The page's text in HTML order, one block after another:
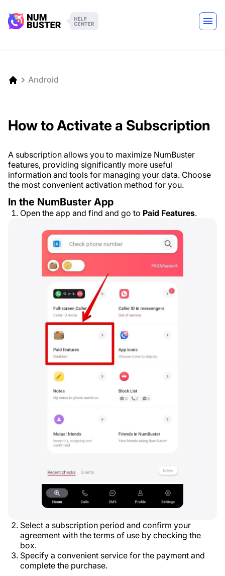
Android
How to Activate a Subscription
A subscription allows you to maximize NumBuster
features, providing significantly more useful
information and tools for managing your data. Choose
the most convenient activation method for you.
In the NumBuster App
Open the app and find and go to Paid Features.
Select a subscription period and confirm your
agreement with the terms of use by checking the
box.
Specify a convenient service for the payment and
complete the purchase.